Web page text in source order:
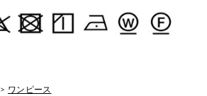
> ワンピース